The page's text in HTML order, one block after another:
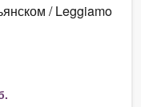
/ Leggiamo